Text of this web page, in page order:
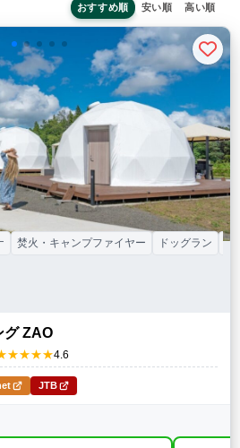
ペット連れ
コテージ・ロッジ
定貸切
焚火・キャンプファイヤー 手持ち花火
ドッグラン 駅から徒歩15分以内
この条件で再検索
おすすめ順 安い順 高い順
グ ZAO
4.6
焚火・キャンプファイヤー ドッグラン カ
JTB